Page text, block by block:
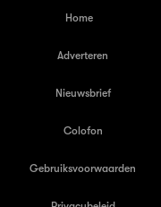
Home
Adverteren
Nieuwsbrief
Colofon
Gebruiksvoorwaarden